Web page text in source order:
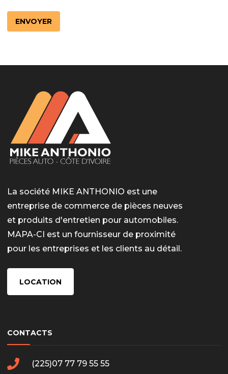
LotoMart
Бай Лото
escort barcelone
https://intimaties.net/es/category/woman-used-
used-panties-es/
eros houston
albanianescort
La société MIKE ANTHONIO est une
entreprise de commerce de pièces neuves
et produits d'entretien pour automobiles.
MAPA-CI est un fournisseur de proximité
pour les entreprises et les clients au détail.
LOCATION
CONTACTS
(225)07 77 79 55 55